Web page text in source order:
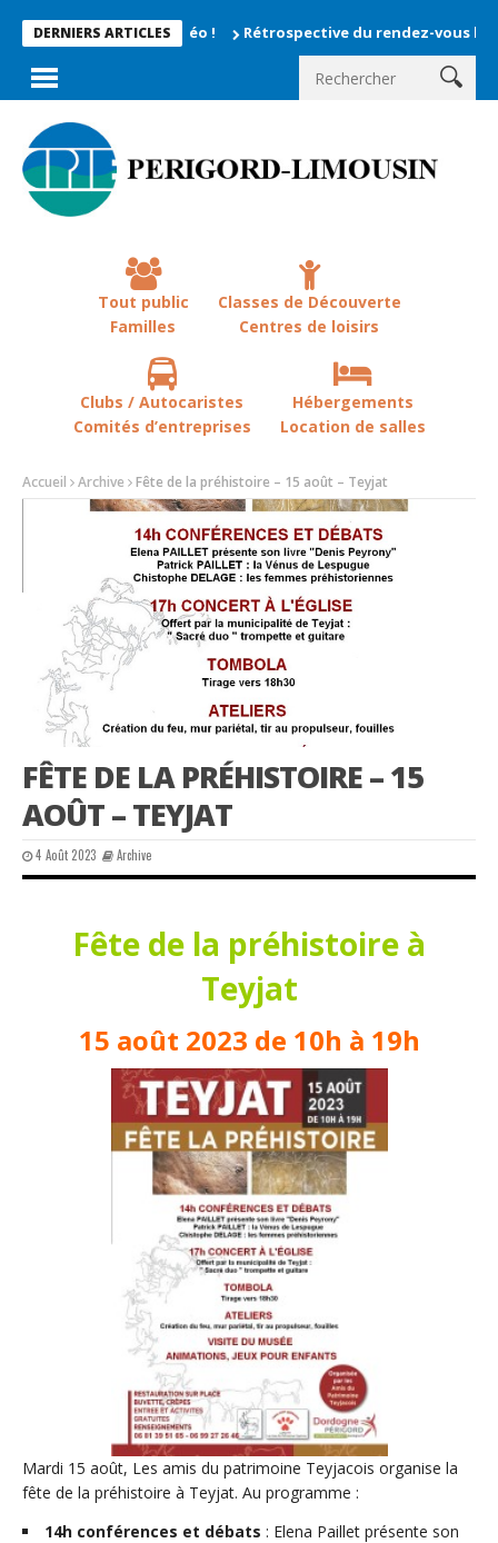
DERNIERS ARTICLESRétrospective du rendez-vous la chevêche
Tout public
Familles
Classes de Découverte
Centres de loisirs
Clubs / Autocaristes
Comités d’entreprises
Hébergements
Location de salles
Accueil Archive Fête de la préhistoire – 15 août – Teyjat
FÊTE DE LA PRÉHISTOIRE – 15
AOÛT – TEYJAT
4 Août 2023 Archive
Fête de la préhistoire à
Teyjat
15 août 2023 de 10h à 19h
Mardi 15 août, Les amis du patrimoine Teyjacois organise la
fête de la préhistoire à Teyjat. Au programme :
14h conférences et débats : Elena Paillet présente son